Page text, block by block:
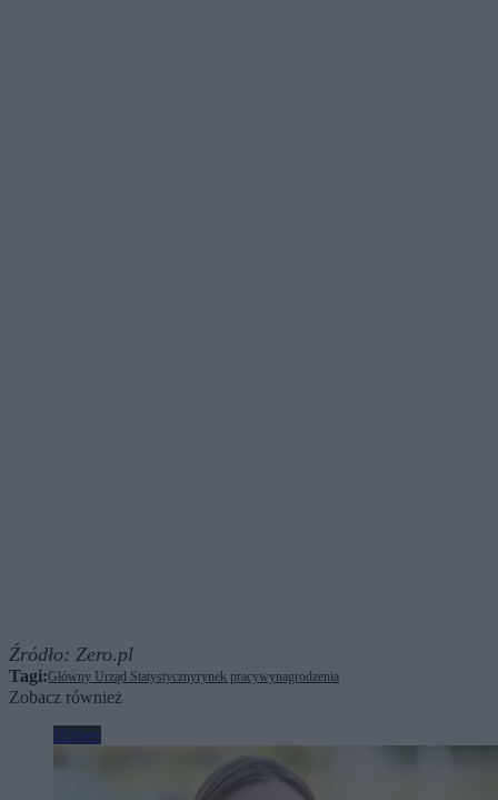
Źródło: Zero.pl
Tagi:Główny Urząd Statystycznyrynek pracywynagrodzenia
Zobacz również
Biznes